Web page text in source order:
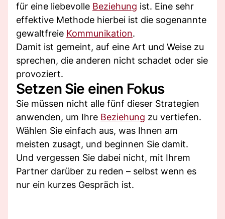
für eine liebevolle Beziehung ist. Eine sehr
effektive Methode hierbei ist die sogenannte
gewaltfreie Kommunikation.
Damit ist gemeint, auf eine Art und Weise zu
sprechen, die anderen nicht schadet oder sie
provoziert.
Setzen Sie einen Fokus
Sie müssen nicht alle fünf dieser Strategien
anwenden, um Ihre Beziehung zu vertiefen.
Wählen Sie einfach aus, was Ihnen am
meisten zusagt, und beginnen Sie damit.
Und vergessen Sie dabei nicht, mit Ihrem
Partner darüber zu reden – selbst wenn es
nur ein kurzes Gespräch ist.